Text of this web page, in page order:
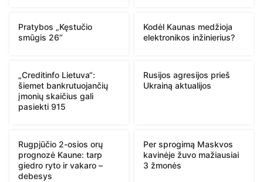
Pratybos „Kęstučio
smūgis 26“
Kodėl Kaunas medžioja
elektronikos inžinierius?
„Creditinfo Lietuva“:
šiemet bankrutuojančių
įmonių skaičius gali
pasiekti 915
Rusijos agresijos prieš
Ukrainą aktualijos
Rugpjūčio 2-osios orų
prognozė Kaune: tarp
giedro ryto ir vakaro –
debesys
Per sprogimą Maskvos
kavinėje žuvo mažiausiai
3 žmonės